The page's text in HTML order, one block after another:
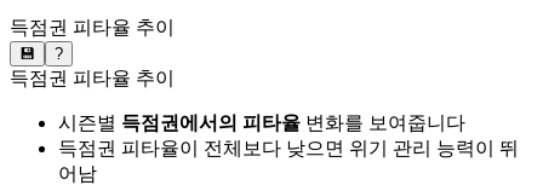
득점권 피타율 추이
💾 ?
득점권 피타율 추이
시즌별 득점권에서의 피타율 변화를 보여줍니다
득점권 피타율이 전체보다 낮으면 위기 관리 능력이 뛰
어남